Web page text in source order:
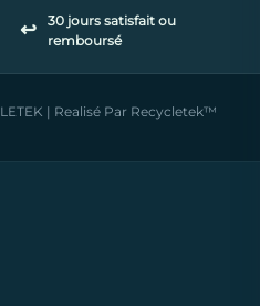
↩️
30 jours satisfait ou
remboursé
| Realisé Par Recycletek™